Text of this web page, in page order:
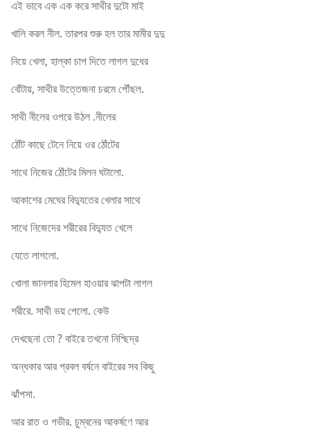
এই ভাবে এক এক করে সাথীর দুটো মাই
খালি করল নীল. তারপর শুরু হল তার মামীর দুদু
নিয়ে খেলা, হাল্কা চাপ দিতে লাগল দুধের
বোঁটায়, সাথীর উত্তেজনা চরমে পৌঁছল.
সাথী নীলের ওপরে উঠল .নীলের
ঠোঁট কাছে টেনে নিয়ে ওর ঠোঁটের
সাথে নিজের ঠোঁটের মিলন ঘটালো.
আকাশের মেঘের বিদ্যুতের খেলার সাথে
সাথে নিজেদের শরীরের বিদ্যুত খেলে
যেতে লাগলো.
খোলা জানলার হিমেল হাওয়ার ঝাপটা লাগল
শরীরে. সাথী ভয় পেলো. কেউ
দেখছেনা তো ? বাইরে তখনো নিশ্ছিদ্র
অন্ধকার আর প্রবল বর্ষনে বাইরের সব কিছু
ঝাঁপসা.
আর রাত ও গভীর. চুম্বনের আকর্ষণে আর